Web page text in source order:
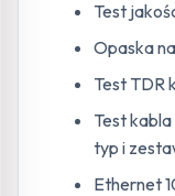
Test
Opaska
Test TDR
Test
typ i
Ethernet